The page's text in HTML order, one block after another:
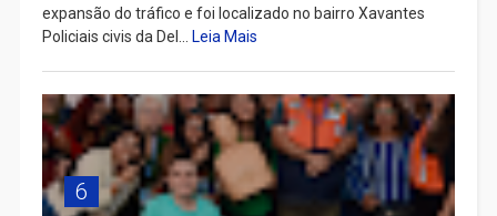
expansão do tráfico e foi localizado no bairro Xavantes
Policiais civis da Del... Leia Mais
6